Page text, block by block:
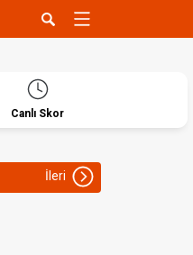
Canlı Skor
İleri